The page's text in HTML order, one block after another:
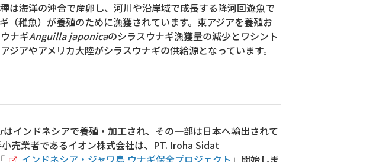
は海洋の沖合で産卵し、河川や沿岸域で成長する降河回遊魚で
稚魚）が養殖のために漁獲されています。東アジアを養殖お
ナギAnguilla japonicaのシラスウナギ漁獲量の減少とワシント
ジアやアメリカ大陸がシラスウナギの供給源となっています。
はインドネシアで養殖・加工され、その一部は日本へ輸出されて
売業者であるイオン株式会社は、PT. Iroha Sidat
インドネシア・ジャワ島 ウナギ保全プロジェクト」開始しま